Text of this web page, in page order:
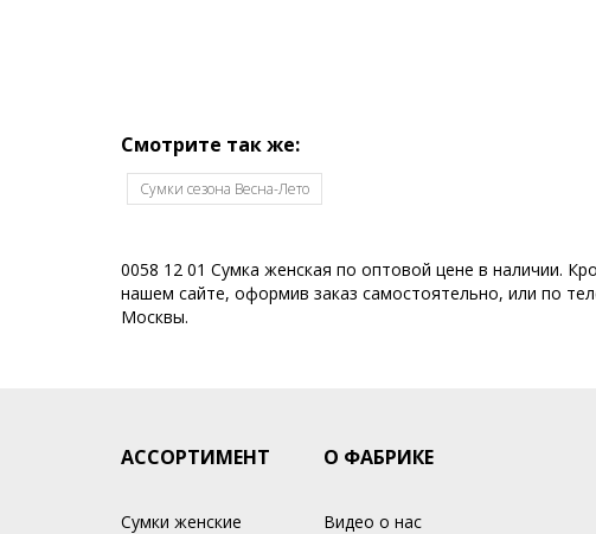
Смотрите так же:
Сумки сезона Весна-Лето
0058 12 01 Сумка женская по оптовой цене в наличии.
нашем сайте, оформив заказ самостоятельно, или по
Москвы.
АССОРТИМЕНТ
Сумки женские
О ФАБРИКЕ
Видео о нас